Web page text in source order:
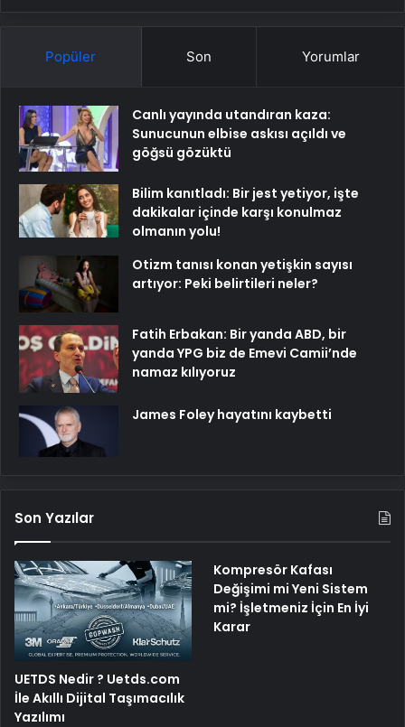
Popüler Son Yorumlar
Canlı yayında utandıran kaza:
Sunucunun elbise askısı açıldı ve
göğsü gözüktü
Bilim kanıtladı: Bir jest yetiyor, işte
dakikalar içinde karşı konulmaz
olmanın yolu!
Otizm tanısı konan yetişkin sayısı
artıyor: Peki belirtileri neler?
Fatih Erbakan: Bir yanda ABD, bir
yanda YPG biz de Emevi Camii’nde
namaz kılıyoruz
James Foley hayatını kaybetti
Son Yazılar
UETDS Nedir ? Uetds.com
İle Akıllı Dijital Taşımacılık
Yazılımı
Kompresör Kafası
Değişimi mi Yeni Sistem
mi? İşletmeniz İçin En İyi
Karar